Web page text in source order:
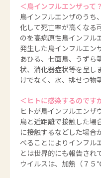
＜鳥インフルエンザって
鳥インフルエンザのうち
化して死亡率が高くなる
のを高病原性鳥インフル
発生した鳥インフルエン
あひる、七面鳥、うずら
状、消化器症状等を呈し
けでなく、水、排せつ物
＜ヒトに感染するのです
ヒトが鳥インフルエンザ
鳥と近距離で接触した場
に接触するなどした場合
べることによりインフル
とは世界的にも報告され
ウイルスは、加熱（７５